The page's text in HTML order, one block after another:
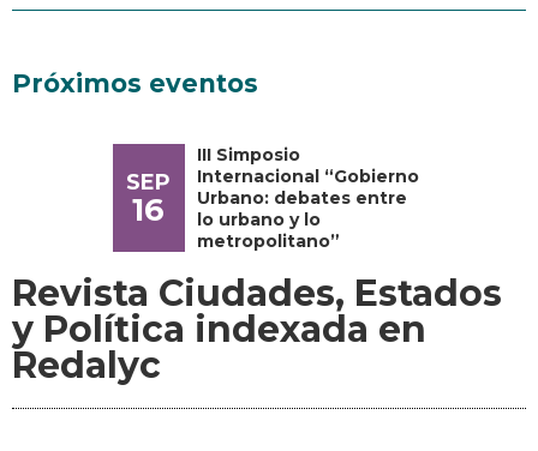
Próximos eventos
SEP
16
III Simposio
Internacional “Gobierno
Urbano: debates entre
lo urbano y lo
metropolitano”
Revista Ciudades, Estados
y Política indexada en
Redalyc